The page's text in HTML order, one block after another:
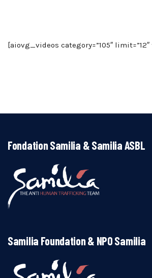
[aiovg_videos category=”105″
Fondation Samilia & Samilia ASBL
Samilia Foundation & NPO Samilia